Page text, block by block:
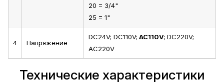
20 = 3/4"
25 = 1"
4 Напряжение
DC24V; DC110V; AC110V; DC220V;
AC220V
Технические характеристики